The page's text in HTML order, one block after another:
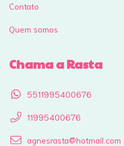
Contato
Quem somos
Chama a Rasta
5511995400676
11995400676
agnesrasta@hotmail.com